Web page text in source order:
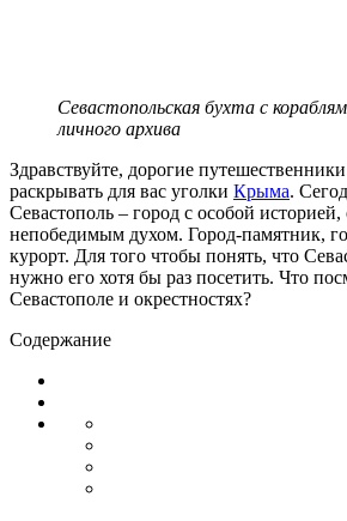
Севастопольская бухта с
личного архива
Здравствуйте, дорогие
раскрывать для вас уголки Крыма.
Севастополь – город с особой
непобедимым духом. Город-памятник,
курорт. Для того чтобы понять, что
нужно его хотя бы раз посетить. Что
Севастополе и окрестностях?
Содержание